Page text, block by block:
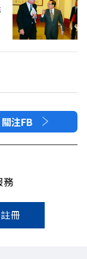
關注FB
務
冊